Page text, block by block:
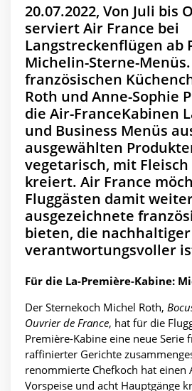
20.07.2022, Von Juli bis
serviert Air France bei
Langstreckenflügen ab
Michelin-Sterne-
französischen
Roth und Anne-Sophie
die Air-FranceKabinen
und Business Menüs
ausgewählten
vegetarisch, mit Fleisch
kreiert. Air France
Fluggästen damit
ausgezeichnete
bieten, die
verantwortungsvoller
Für die La-Première-Kabine:
Der Sternekoch Michel Roth,
Ouvrier de France, hat für die
Première-Kabine eine neue Serie
raffinierter Gerichte
renommierte Chefkoch hat einen
Vorspeise und acht Hauptgänge